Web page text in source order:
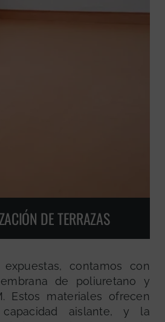
DE TERRAZAS
expuestas, contamos con
de poliuretano y
Estos materiales ofrecen
aislante, y la